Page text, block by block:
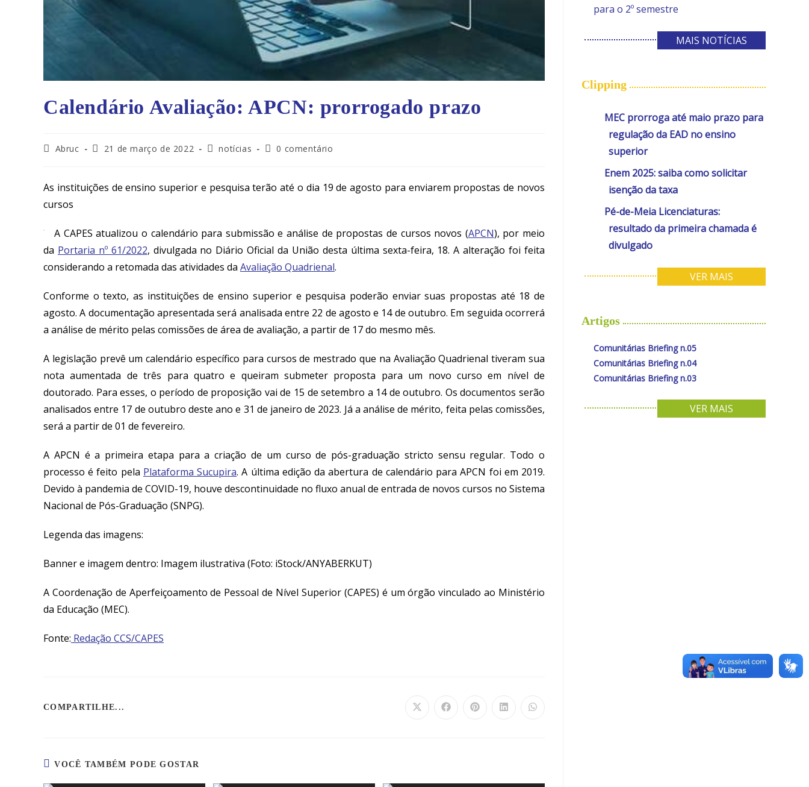
Calendário Avaliação: APCN: prorrogado prazo
Abruc 21 de março de 2022 notícias 0 comentário
As instituições de ensino superior e pesquisa terão até o dia 19 de agosto para enviarem propostas de novos
cursos
A CAPES atualizou o calendário para submissão e análise de propostas de cursos novos (APCN), por meio
da Portaria nº 61/2022, divulgada no Diário Oficial da União desta última sexta-feira, 18. A alteração foi feita
considerando a retomada das atividades da Avaliação Quadrienal.
Conforme o texto, as instituições de ensino superior e pesquisa poderão enviar suas propostas até 18 de
agosto. A documentação apresentada será analisada entre 22 de agosto e 14 de outubro. Em seguida ocorrerá
a análise de mérito pelas comissões de área de avaliação, a partir de 17 do mesmo mês.
A legislação prevê um calendário específico para cursos de mestrado que na Avaliação Quadrienal tiveram sua
nota aumentada de três para quatro e queiram submeter proposta para um novo curso em nível de
doutorado. Para esses, o período de proposição vai de 15 de setembro a 14 de outubro. Os documentos serão
analisados entre 17 de outubro deste ano e 31 de janeiro de 2023. Já a análise de mérito, feita pelas comissões,
será a partir de 01 de fevereiro.
A APCN é a primeira etapa para a criação de um curso de pós-graduação stricto sensu regular. Todo o
processo é feito pela Plataforma Sucupira. A última edição da abertura de calendário para APCN foi em 2019.
Devido à pandemia de COVID-19, houve descontinuidade no fluxo anual de entrada de novos cursos no Sistema
Nacional de Pós-Graduação (SNPG).
Legenda das imagens:
Banner e imagem dentro: Imagem ilustrativa (Foto: iStock/ANYABERKUT)
A Coordenação de Aperfeiçoamento de Pessoal de Nível Superior (CAPES) é um órgão vinculado ao Ministério
da Educação (MEC).
Fonte: Redação CCS/CAPES
COMPARTILHE...
VOCÊ TAMBÉM PODE GOSTAR
para o 2º semestre
MAIS NOTÍCIAS
Clipping
MEC prorroga até maio prazo para
regulação da EAD no ensino
superior
Enem 2025: saiba como solicitar
isenção da taxa
Pé-de-Meia Licenciaturas:
resultado da primeira chamada é
divulgado
VER MAIS
Artigos
Comunitárias Briefing n.05
Comunitárias Briefing n.04
Comunitárias Briefing n.03
VER MAIS